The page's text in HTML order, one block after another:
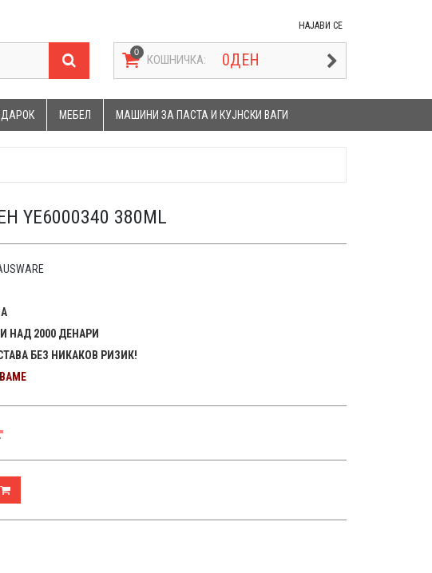
НАЈАВИ СЕ
КОШНИЧКА: 0ДЕН
МЕБЕЛ МАШИНИ ЗА ПАСТА И КУЈНСКИ ВАГИ
YE6000340 380ML
НАД 2000 ДЕНАРИ
БЕЗ НИКАКОВ РИЗИК!